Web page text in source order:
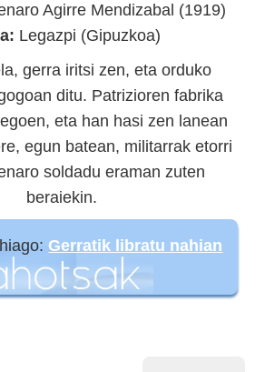
Agirre Mendizabal (1919)
Legazpi (Gipuzkoa)
gerra iritsi zen, eta orduko
ditu. Patrizioren fabrika
eta han hasi zen lanean
egun batean, militarrak etorri
soldadu eraman zuten
beraiekin.
Gerratik libratu nahian